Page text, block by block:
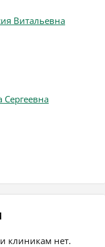
Витальевна
Сергеевна
клиникам нет.